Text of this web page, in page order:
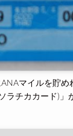
マイルを貯め
ラチカカード)」